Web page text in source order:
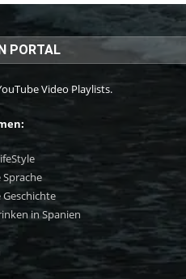
PORTAL
Video Playlists.
Sprache
Geschichte
in Spanien